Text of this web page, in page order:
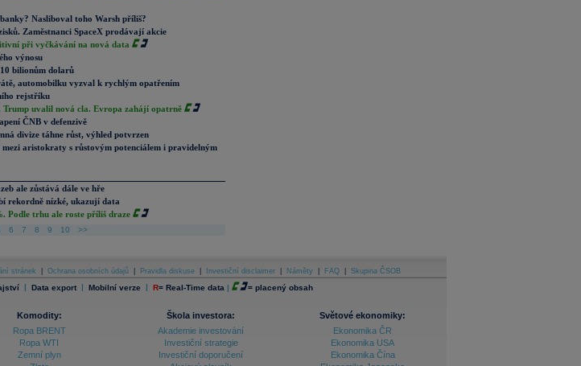
Nasliboval toho Warsh příliš?
Zaměstnanci SpaceX prodávají akcie
při vyčkávání na nová data
výnosu
bilionům dolarů
automobilku vyzval k rychlým opatřením
rejstříku
uvalil nová cla. Evropa zahájí opatrně
ČNB v defenzivě
divize táhne růst, výhled potvrzen
aristokraty s růstovým potenciálem i pravidelným
ale zůstává dále ve hře
rekordně nízké, ukazují data
Podle trhu ale roste příliš draze
6 7 8 9 10 >>
stránek Ochrana osobních údajů Pravidla diskuse Investiční disclaimer Náměty FAQ Skupina ČSOB
| Data export | Mobilní verze | R= Real-Time data | = placený obsah
Komodity:
Ropa BRENT
Ropa WTI
Zemní plyn
Škola investora:
Akademie investování
Investiční strategie
Investiční doporučení
Světové ekonomiky:
Ekonomika ČR
Ekonomika USA
Ekonomika Čína